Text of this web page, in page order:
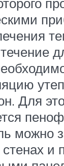
Для
можно
и